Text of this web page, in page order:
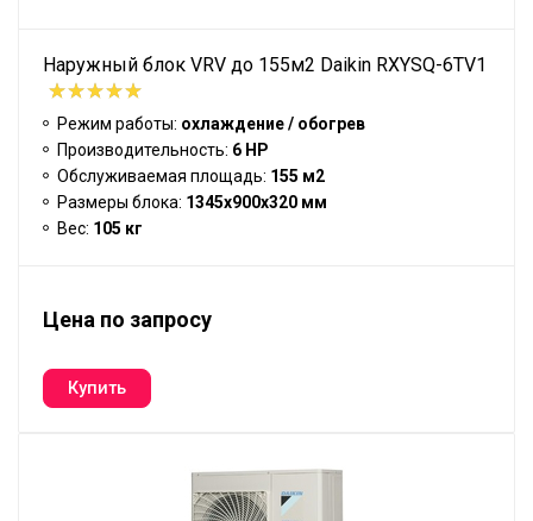
Наружный блок VRV до 155м2 Daikin RXYSQ-6TV1
Режим работы: охлаждение / обогрев
Производительность: 6 HP
Обслуживаемая площадь: 155 м2
Размеры блока: 1345x900x320 мм
Вес: 105 кг
Цена по запросу